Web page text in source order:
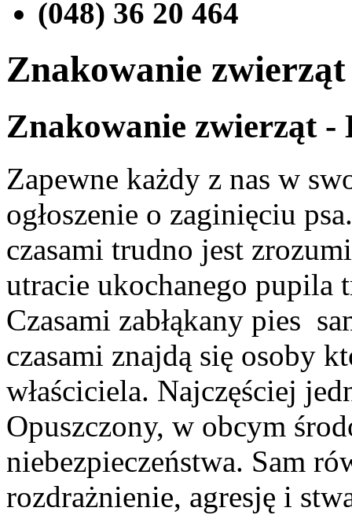
(048) 36 20 464
Znakowanie zwierząt
Znakowanie zwierząt
Zapewne każdy z nas w
ogłoszenie o zaginięciu
czasami trudno jest
utracie ukochanego pupila
Czasami zabłąkany pies
czasami znajdą się osoby
właściciela. Najczęściej
Opuszczony, w obcym
niebezpieczeństwa. Sam
rozdrażnienie, agresję i